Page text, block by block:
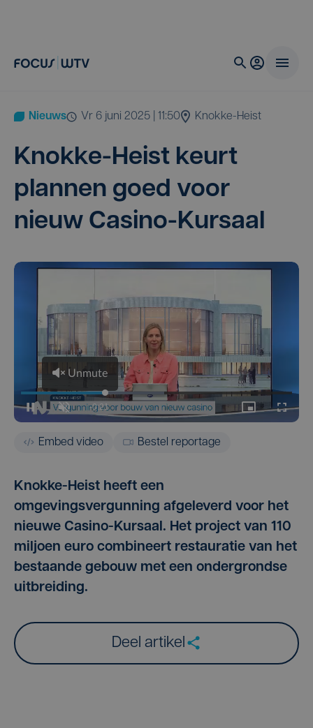
Nieuws vr 6 juni 2025 | 11:50 Knokke-Heist
Knok­ke-Heist keurt
plan­nen goed voor
nieuw Casino-Kursaal
Embed video Bestel reportage
Knokke-Heist heeft een
omgevingsvergunning afgeleverd voor het
nieuwe Casino-Kursaal. Het project van 110
miljoen euro combineert restauratie van het
bestaande gebouw met een ondergrondse
uitbreiding.
Deel artikel